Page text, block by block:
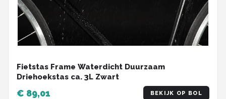
Fietstas Frame Waterdicht Duurzaam
Driehoekstas ca. 3L Zwart
€ 89,01 BEKIJK OP BOL